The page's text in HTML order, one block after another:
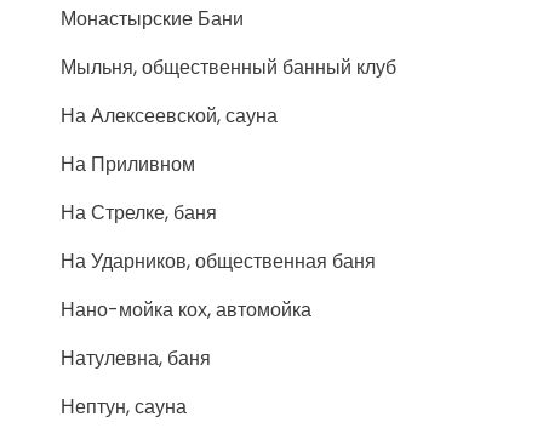
Монастырские Бани
Мыльня, общественный банный клуб
На Алексеевской, сауна
На Приливном
На Стрелке, баня
На Ударников, общественная баня
Нано-мойка кох, автомойка
Натулевна, баня
Нептун, сауна